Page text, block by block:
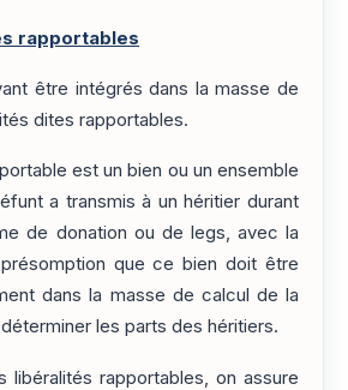
rapportables
être intégrés dans la masse de
dites rapportables.
est un bien ou un ensemble
a transmis à un héritier durant
de donation ou de legs, avec la
que ce bien doit être
dans la masse de calcul de la
les parts des héritiers.
libéralités rapportables, on assure